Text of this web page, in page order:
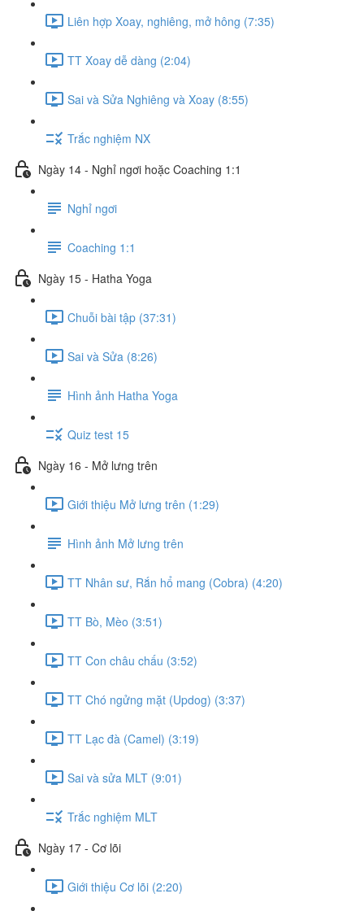
Liên hợp Xoay, nghiêng, mở hông (7:35)
TT Xoay dễ dàng (2:04)
Sai và Sửa Nghiêng và Xoay (8:55)
Trắc nghiệm NX
Ngày 14 - Nghỉ ngơi hoặc Coaching 1:1
Nghỉ ngơi
Coaching 1:1
Ngày 15 - Hatha Yoga
Chuỗi bài tập (37:31)
Sai và Sửa (8:26)
Hình ảnh Hatha Yoga
Quiz test 15
Ngày 16 - Mở lưng trên
Giới thiệu Mở lưng trên (1:29)
Hình ảnh Mở lưng trên
TT Nhân sư, Rắn hổ mang (Cobra) (4:20)
TT Bò, Mèo (3:51)
TT Con châu chấu (3:52)
TT Chó ngửng mặt (Updog) (3:37)
TT Lạc đà (Camel) (3:19)
Sai và sửa MLT (9:01)
Trắc nghiệm MLT
Ngày 17 - Cơ lõi
Giới thiệu Cơ lõi (2:20)